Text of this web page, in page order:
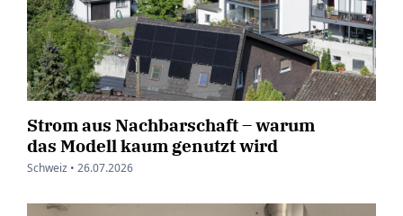
Strom aus Nachbarschaft – warum
das Modell kaum genutzt wird
Schweiz • 26.07.2026